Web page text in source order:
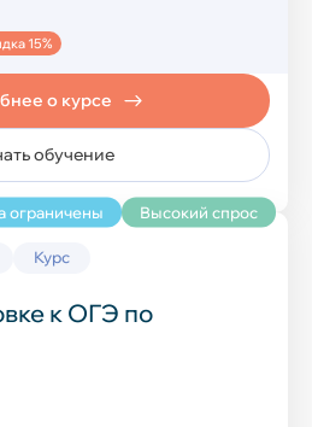
15%
обучение
о курсе
ограничены Высокий спрос
Курс
к ОГЭ по